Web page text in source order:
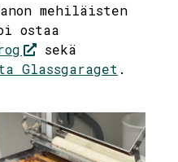
mehiläisten
ostaa
sekä
Glassgaraget .